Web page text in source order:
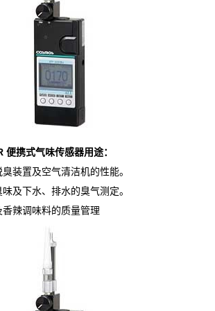
便携式气味传感器用途：
装置及空气清洁机的性能。
及下水、排水的臭气测定。
辣调味料的质量管理